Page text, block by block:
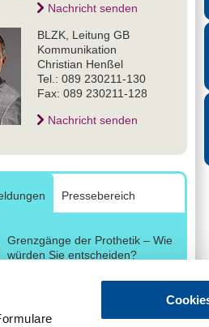
Nachricht senden
BLZK, Leitung GB
Kommunikation
Christian Henßel
Tel.: 089 230211-130
Fax: 089 230211-128
Nachricht senden
Pressebereich
Grenzgänge der Prothetik – Wie
würden Sie entscheiden?
Kinderkrebsforschung